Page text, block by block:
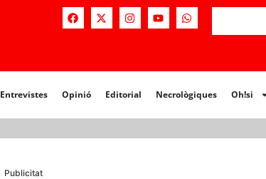
Entrevistes Opinió Editorial Necrològiques Oh!si
Opinió Editorial Necrològiques
Publicitat